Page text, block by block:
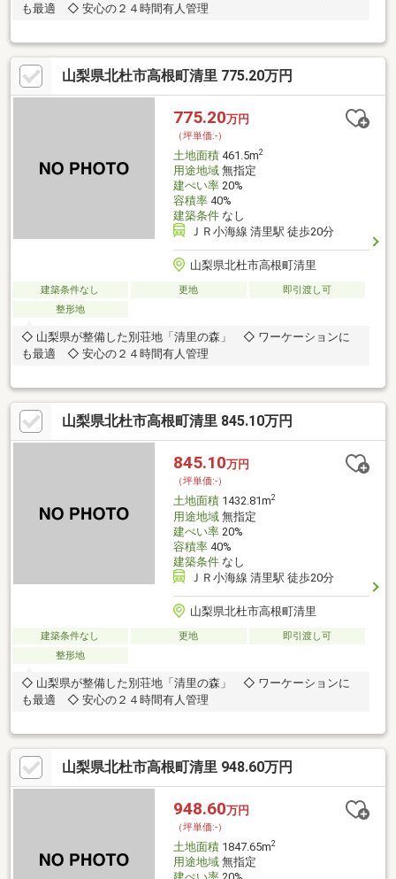
も最適 ◇ 安心の２４時間有人管理
山梨県北杜市高根町清里 775.20万円
775.20万円
（坪単価:-）
土地面積461.5m2
用途地域無指定
建ぺい率20%
容積率40%
建築条件なし
ＪＲ小海線 清里駅 徒歩20分
山梨県北杜市高根町清里
建築条件なし 更地
即引渡し可
整形地
◇ 山梨県が整備した別荘地「清里の森」 ◇ ワーケーションに
も最適 ◇ 安心の２４時間有人管理
山梨県北杜市高根町清里 845.10万円
845.10万円
（坪単価:-）
土地面積1432.81m2
用途地域無指定
建ぺい率20%
容積率40%
建築条件なし
ＪＲ小海線 清里駅 徒歩20分
山梨県北杜市高根町清里
建築条件なし 更地
即引渡し可
整形地
◇ 山梨県が整備した別荘地「清里の森」 ◇ ワーケーションに
も最適 ◇ 安心の２４時間有人管理
山梨県北杜市高根町清里 948.60万円
948.60万円
（坪単価:-）
土地面積1847.65m2
用途地域無指定